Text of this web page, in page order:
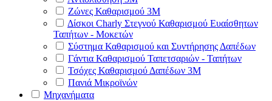
Ζώνες Καθαρισμού 3Μ
Δίσκοι Charly Στεγνού Καθαρισμού Ευαίσθητων
Ταπήτων - Μοκετών
Σύστημα Καθαρισμού και Συντήρησης Δαπέδων
Γάντια Καθαρισμού Ταπετσαριών - Ταπήτων
Τσόχες Καθαρισμού Δαπέδων 3Μ
Πανιά Μικροϊνών
Μηχανήματα